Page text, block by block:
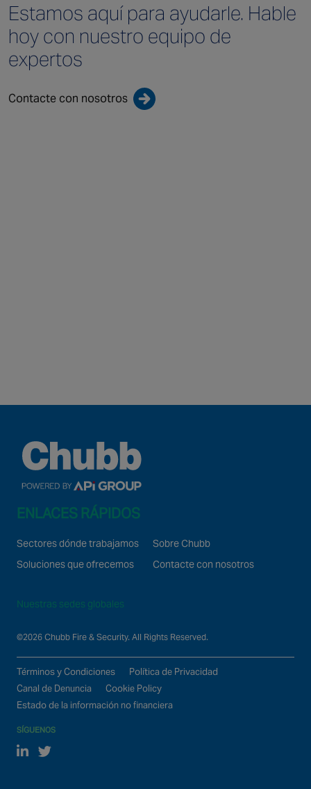
Estamos aquí para ayudarle. Hable
hoy con nuestro equipo de
expertos
Contacte con nosotros
ENLACES RÁPIDOS
Sectores dónde trabajamos
Soluciones que ofrecemos
Sobre Chubb
Contacte con nosotros
Nuestras sedes globales
©2026 Chubb Fire & Security. All Rights Reserved.
Términos y Condiciones
Política de Privacidad
Canal de Denuncia
Cookie Policy
Estado de la información no financiera
SÍGUENOS
Linked In